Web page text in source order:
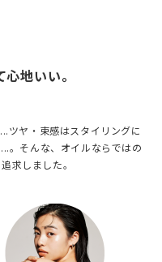
地いい。
ツヤ・束感はスタイリングに
。そんな、オイルならではの
求しました。